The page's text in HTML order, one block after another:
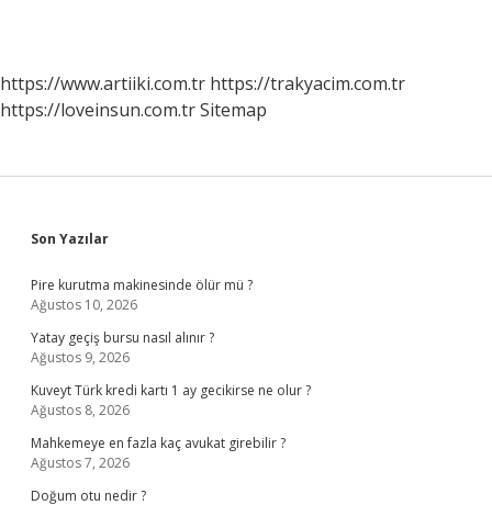
https://www.artiiki.com.tr https://trakyacim.com.tr
https://loveinsun.com.trSitemap
Sidebar
Son Yazılar
Pire kurutma makinesinde ölür mü ?
Ağustos 10, 2026
Yatay geçiş bursu nasıl alınır ?
Ağustos 9, 2026
Kuveyt Türk kredi kartı 1 ay gecikirse ne olur ?
Ağustos 8, 2026
Mahkemeye en fazla kaç avukat girebilir ?
Ağustos 7, 2026
Doğum otu nedir ?